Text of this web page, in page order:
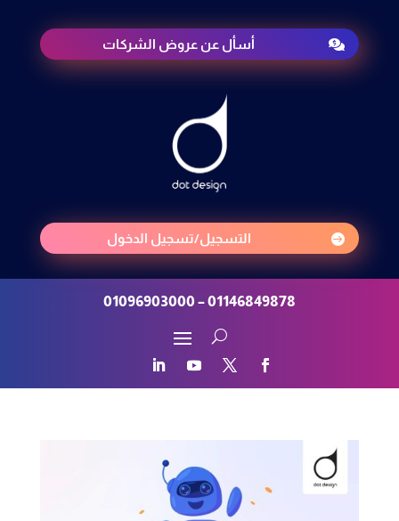
 أسأل عن عروض الشركات
 التسجيل/تسجيل الدخول
01146849878 – 01096903000